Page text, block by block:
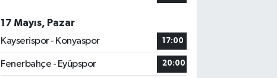
17 Mayıs, Pazar
Kayserispor - Konyaspor
17:00
Fenerbahçe - Eyüpspor 20:00